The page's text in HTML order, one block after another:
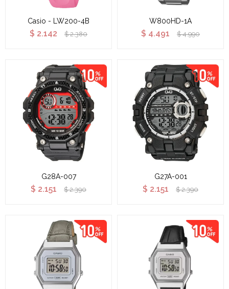
Casio - LW200-4B
$ 2.142 $ 2.380
W800HD-1A
$ 4.491 $ 4.990
G28A-007
$ 2.151 $ 2.390
G27A-001
$ 2.151 $ 2.390